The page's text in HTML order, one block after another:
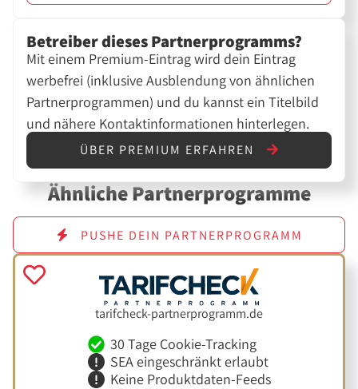
Betreiber dieses Partnerprogramms?
Mit einem Premium-Eintrag wird dein Eintrag
werbefrei (inklusive Ausblendung von ähnlichen
Partnerprogrammen) und du kannst ein Titelbild
und nähere Kontaktinformationen hinterlegen.
ÜBER PREMIUM ERFAHREN
Ähnliche Partnerprogramme
PUSHE DEIN PARTNERPROGRAMM
tarifcheck-partnerprogramm.de
30 Tage Cookie-Tracking
SEA eingeschränkt erlaubt
Keine Produktdaten-Feeds